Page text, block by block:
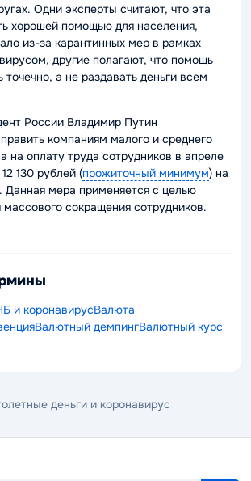
Одни эксперты считают, что эта
хорошей помощью для населения,
из-за карантинных мер в рамках
другие полагают, что помощь
а не раздавать деньги всем
России Владимир Путин
компаниям малого и среднего
на оплату труда сотрудников в апреле
130 рублей (прожиточный минимум) на
Данная мера применяется с целью
сокращения сотрудников.
и коронавирусВалюта
Валютный демпингВалютный курс
деньги и коронавирус